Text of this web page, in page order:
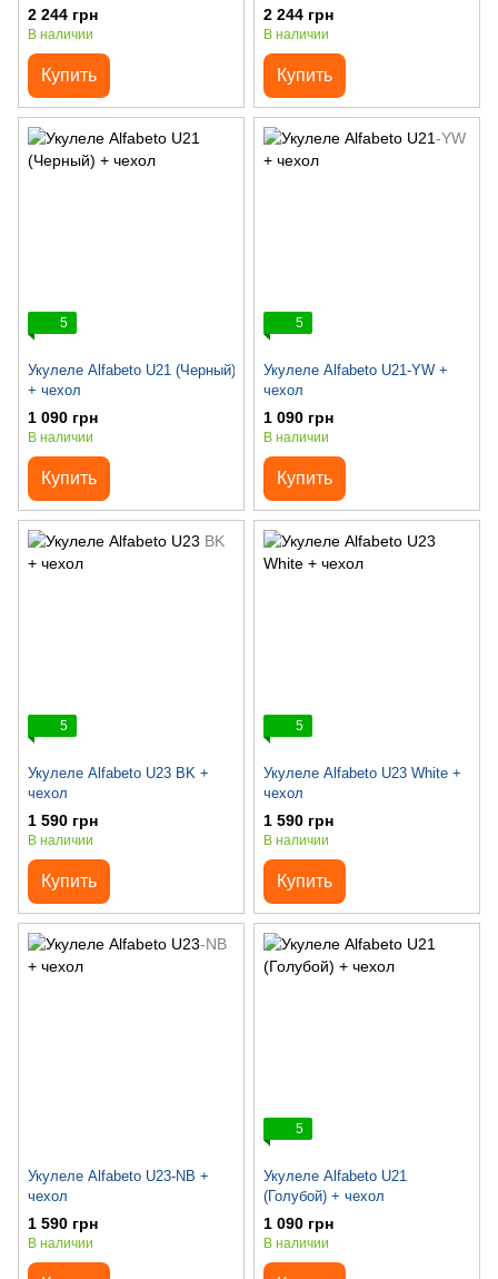
2 244 грн
В наличии
Купить
2 244 грн
В наличии
Купить
5
Укулеле Alfabeto U21 (Черный)
+ чехол
1 090 грн
В наличии
Купить
5
Укулеле Alfabeto U21-YW +
чехол
1 090 грн
В наличии
Купить
5
Укулеле Alfabeto U23 BK +
чехол
1 590 грн
В наличии
Купить
5
Укулеле Alfabeto U23 White +
чехол
1 590 грн
В наличии
Купить
Укулеле Alfabeto U23-NB +
чехол
1 590 грн
В наличии
5
Укулеле Alfabeto U21
(Голубой) + чехол
1 090 грн
В наличии